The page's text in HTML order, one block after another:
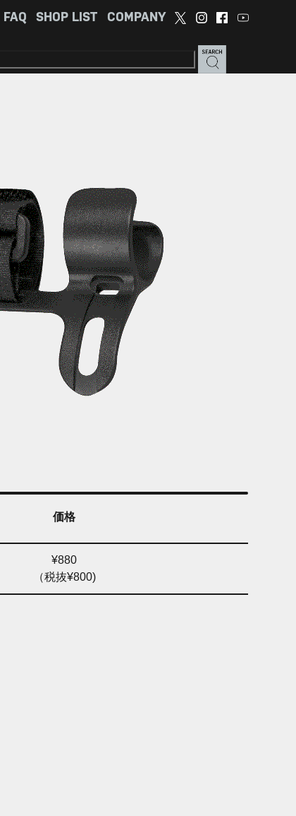
COMPANY
SHOP LIST
FAQ
価格
¥880
（税抜¥800)